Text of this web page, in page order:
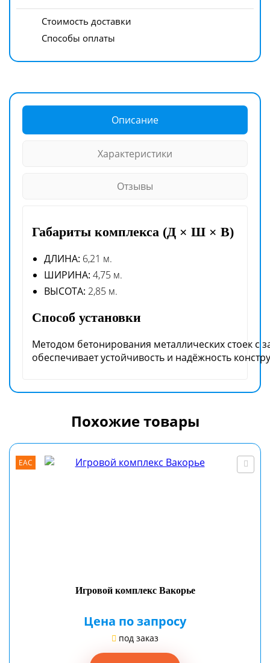
Стоимость доставки
Способы оплаты
Описание
Характеристики
Отзывы
Габариты комплекса (Д × Ш × В)
ДЛИНА: 6,21 м.
ШИРИНА: 4,75 м.
ВЫСОТА: 2,85 м.
Способ установки
Методом бетонирования металлических стоек
обеспечивает устойчивость и надёжность
Похожие товары
EAC
Игровой комплекс Вакорье
Цена по запросу
под заказ